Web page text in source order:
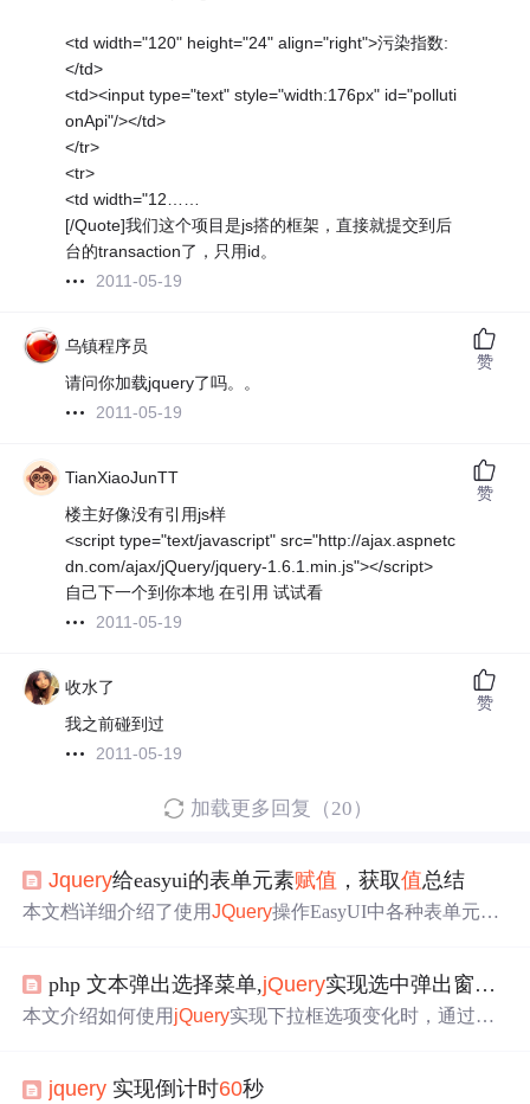
<td width="120" height="24" align="right">污染指数:
</td>
<td><input type="text" style="width:176px" id="polluti
onApi"/></td>
</tr>
<tr>
<td width="12……
[/Quote]我们这个项目是js搭的框架，直接就提交到后
台的transaction了，只用id。
2011-05-19
乌镇程序员
请问你加载jquery了吗。。
2011-05-19
赞
TianXiaoJunTT
楼主好像没有引用js样
<script type="text/javascript" src="http://ajax.aspnetc
dn.com/ajax/jQuery/jquery-1.6.1.min.js"></script>
自己下一个到你本地 在引用 试试看
2011-05-19
赞
收水了
我之前碰到过
2011-05-19
赞
加载更多回复（20）
Jquery给easyui的表单元素赋值 ，获取值总结
本文档详细介绍了使用JQuery操作EasyUI中各种表单元素
php 文本弹出选择菜单,jQuery实现选中弹出窗口选择框内容后
本文介绍如何使用 jQuery实现下拉框选项变化时，通过弹
框，并根据用户选择进行内容同步。
jquery 实现倒计时60秒